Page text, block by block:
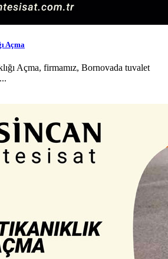
Açma
Açma, firmamız, Bornovada tuvalet